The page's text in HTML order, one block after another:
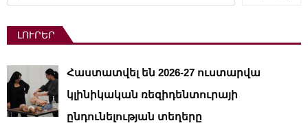
ԼՈՒՐԵՐ
Հաստատվել են 2026-27 ուստարվա
կլինիկական ռեզիդենտուրայի
ընդունելության տեղերը